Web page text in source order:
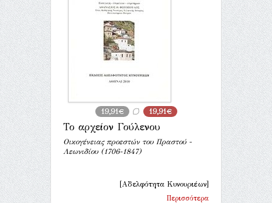
19,91€ 19,91€
Το αρχείον Γούλενου
Οικογένειας προεστών του Πραστού -
Λεωνιδίου (1706-1847)
[Αδελφότητα Κυνουριέων]
Περισσότερα